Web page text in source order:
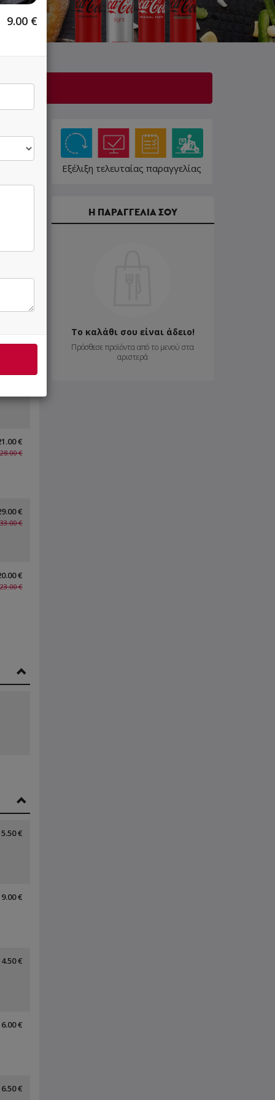
€
€
28.00 €
€
33.00 €
€
23.00 €
5.50 €
9.00 €
4.50 €
6.00 €
6.50 €
Εξέλιξη τελευταίας παραγγελίας
Η ΠΑΡΑΓΓΕΛΙΑ ΣΟΥ
Το καλάθι σου είναι άδειο!
Πρόσθεσε προϊόντα από το μενού στα
αριστερά
9.00 €